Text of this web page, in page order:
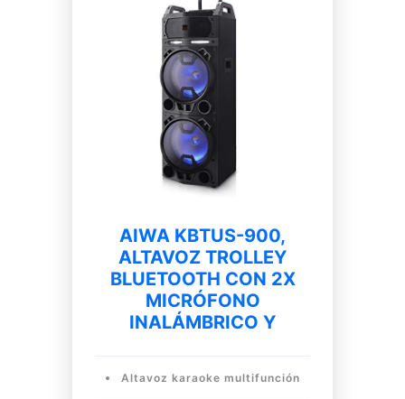
AIWA KBTUS-900,
ALTAVOZ TROLLEY
BLUETOOTH CON 2X
MICRÓFONO
INALÁMBRICO Y
Altavoz karaoke multifunción